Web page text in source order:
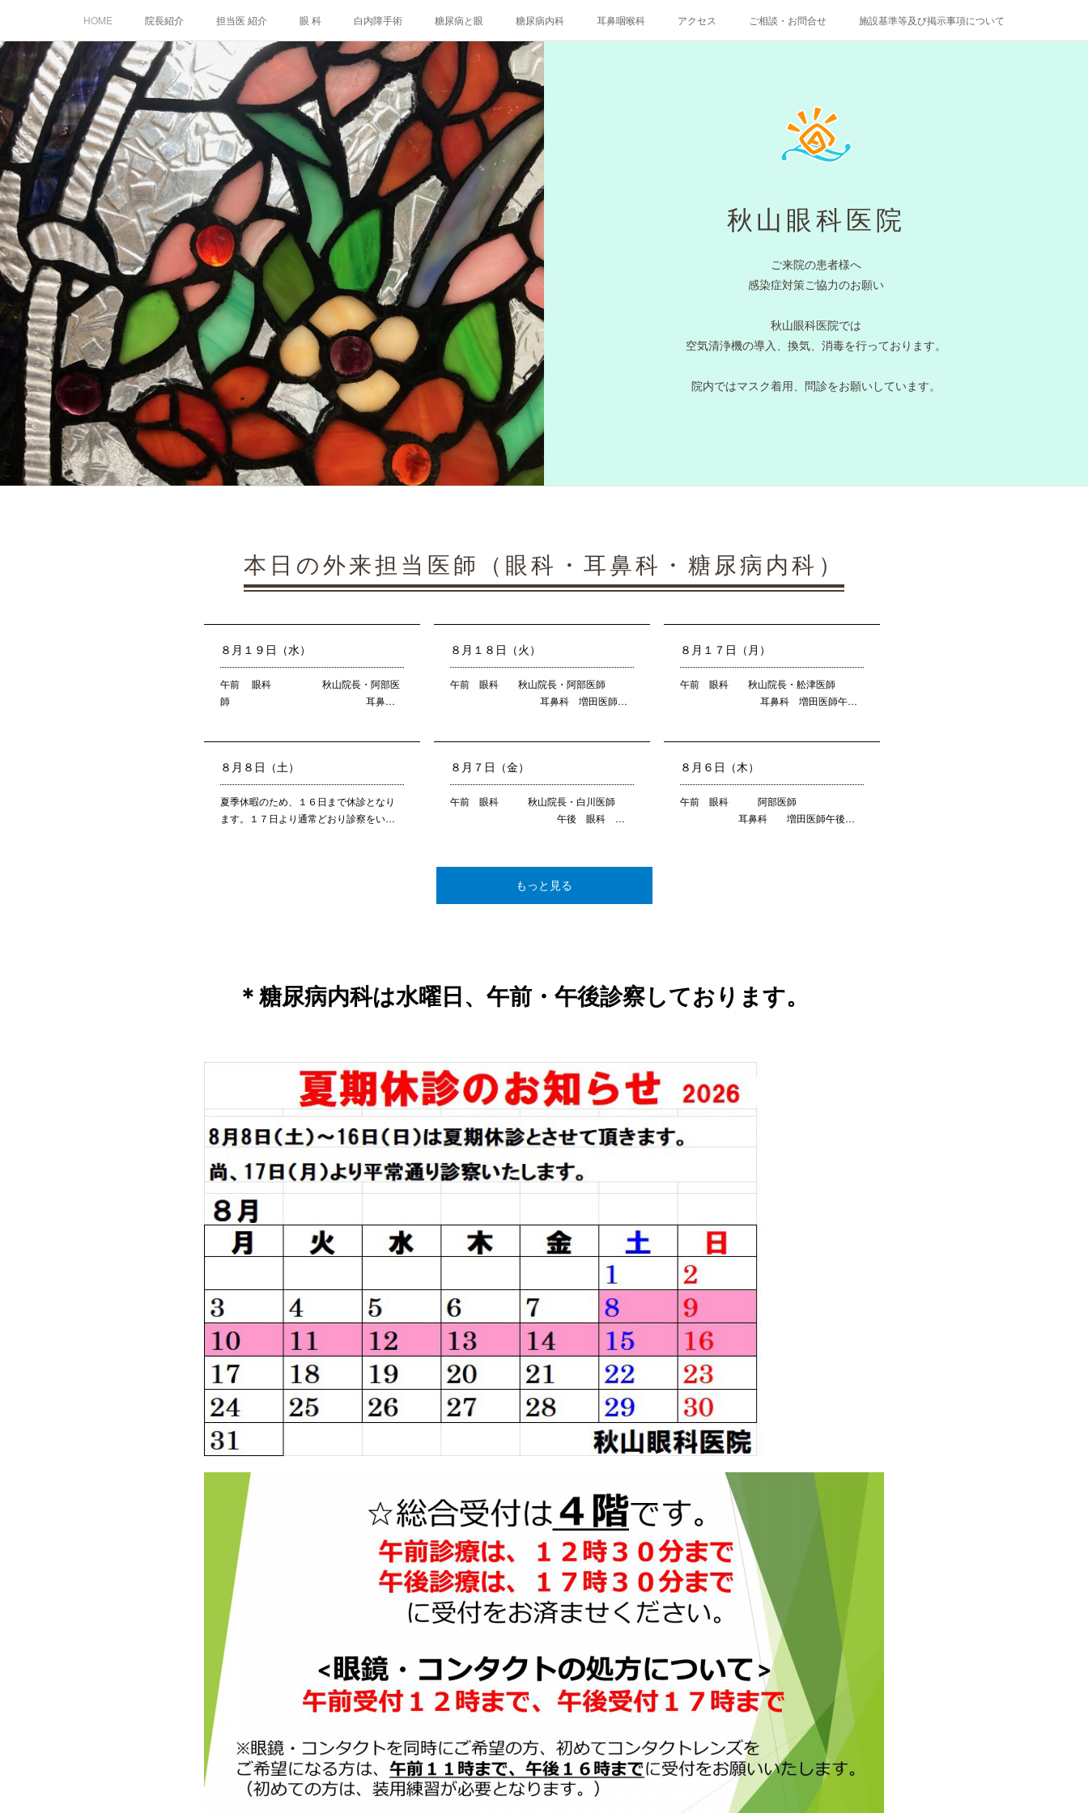
HOME 院長紹介 担当医 紹介 眼 科 白内障手術 糖尿病と眼 糖尿病内科 耳鼻咽喉科 アクセス ご相談・お問合せ 施設基準等及び掲示事項について
秋山眼科医院
ご来院の患者様へ
感染症対策ご協力のお願い
秋山眼科医院では
空気清浄機の導入、換気、消毒を行っております。
院内ではマスク着用、問診をお願いしています。
本日の外来担当医師（眼科・耳鼻科・糖尿病内科）
８月１９日（水）
午前 眼科 秋山院長・阿部医
師 耳鼻…
８月１８日（火）
午前 眼科 秋山院長・阿部医師
耳鼻科 増田医師…
８月１７日（月）
午前 眼科 秋山院長・舩津医師
耳鼻科 増田医師午…
８月８日（土）
夏季休暇のため、１６日まで休診となり
ます。１７日より通常どおり診察をい…
８月７日（金）
午前 眼科 秋山院長・白川医師
午後 眼科 …
８月６日（木）
午前 眼科 阿部医師
耳鼻科 増田医師午後…
もっと見る
＊糖尿病内科は水曜日、午前・午後診察しております。